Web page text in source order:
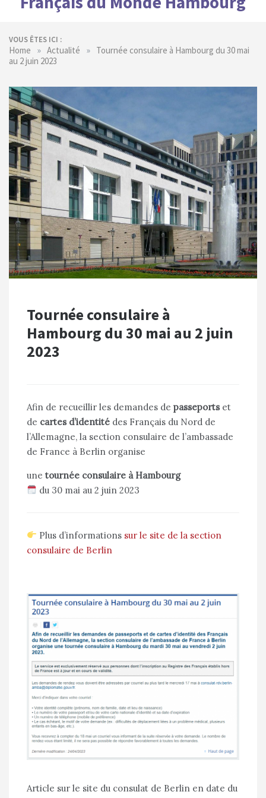
VOUS ÊTES ICI :
Home » Actualité » Tournée consulaire à Hambourg du 30 mai
au 2 juin 2023
Tournée consulaire à
Hambourg du 30 mai au 2 juin
2023
Afin de recueillir les demandes de passeports et
de cartes d’identité des Français du Nord de
l’Allemagne, la section consulaire de l’ambassade
de France à Berlin organise
une tournée consulaire à Hambourg
du 30 mai au 2 juin 2023
Plus d’informations sur le site de la section
consulaire de Berlin
Article sur le site du consulat de Berlin en date du